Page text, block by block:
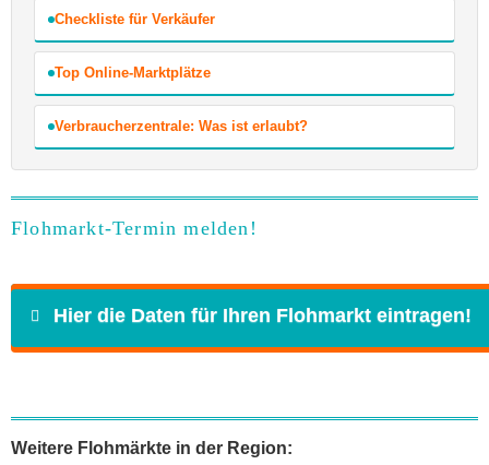
Checkliste für Verkäufer
Top Online-Marktplätze
Verbraucherzentrale: Was ist erlaubt?
Flohmarkt-Termin melden!
Hier die Daten für Ihren Flohmarkt eintragen!
Weitere Flohmärkte in der Region: